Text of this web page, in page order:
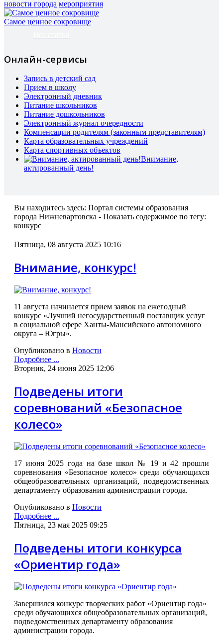
новости города мероприятия
Самое ценное сокровище
Онлайн-сервисы
Запись в детский сад
Прием в школу
Электронный дневник
Питание школьников
Питание дошкольников
Электронный журнал очередности
Компенсации родителям (законным представителям)
Карта образовательных учреждений
Карта спортивных объектов
Внимание,
актированный день!
Вы находитесь здесь: Портал системы образования
города Нижневартовска - Показать содержимое по тегу:
конкурс
Пятница, 08 августа 2025 10:16
Внимание, конкурс!
11 августа начинается прием заявок на ежегодный
конкурс «Лучший негосударственный поставщик услуг
в социальной сфере Ханты-Мансийского автономного
округа – Югры».
Опубликовано в Новости
Подробнее ...
Вторник, 24 июня 2025 12:06
Подведены итоги
соревнований «Безопасное
колесо»
17 июня 2025 года на базе школ № 19 и 42 прошли
соревнования «Безопасное колесо» среди обучающихся
общеобразовательных организаций, подведомственных
департаменту образования администрации города.
Опубликовано в Новости
Подробнее ...
Пятница, 23 мая 2025 09:25
Подведены итоги конкурса
«Ориентир года»
Завершился конкурс творческих работ «Ориентир года»
среди обучающихся общеобразовательных организаций,
подведомственных департаменту образования
администрации города.